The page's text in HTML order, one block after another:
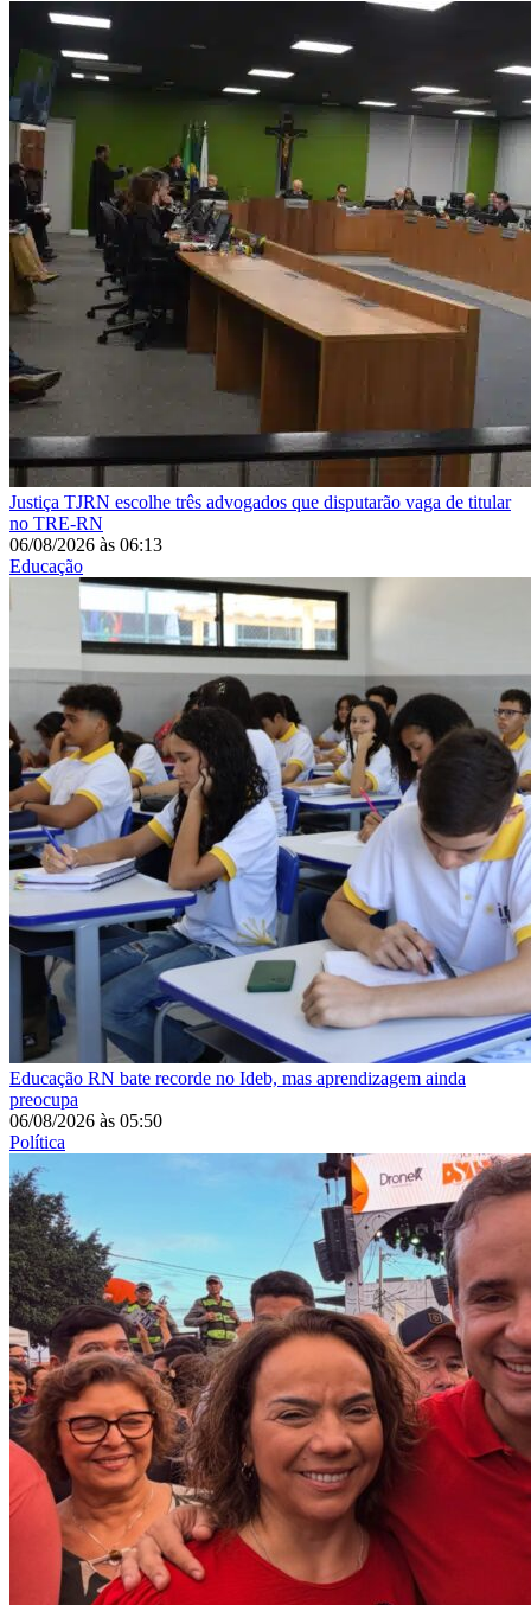
Justiça TJRN escolhe três advogados que disputarão vaga de titular
no TRE-RN
06/08/2026 às 06:13
Educação
Educação RN bate recorde no Ideb, mas aprendizagem ainda
preocupa
06/08/2026 às 05:50
Política